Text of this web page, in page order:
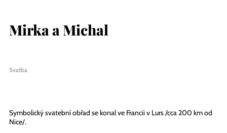
Mirka a Michal
Svatba
Symbolický svatební obřad se konal ve Francii v Lurs /cca 200 km od
Nice/.